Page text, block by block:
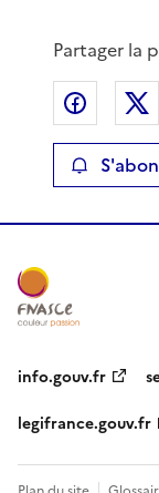
Partager la
info.gouv.fr
legifrance.gouv.fr